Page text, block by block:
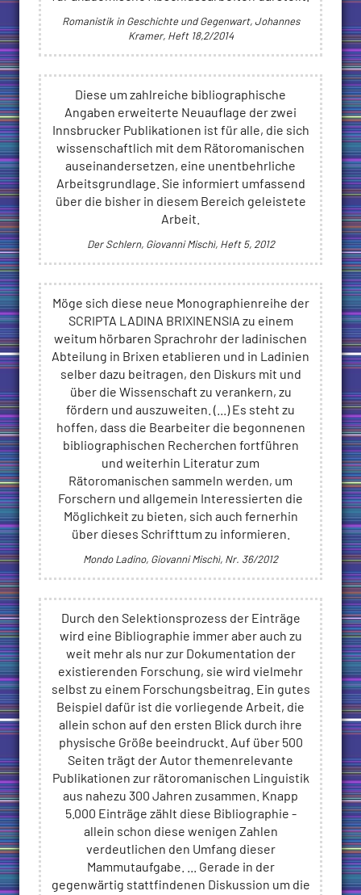
Romanistik in Geschichte und Gegenwart, Johannes
Kramer, Heft 18,2/2014
Diese um zahlreiche bibliographische
Angaben erweiterte Neuauflage der zwei
Innsbrucker Publikationen ist für alle, die sich
wissenschaftlich mit dem Rätoromanischen
auseinandersetzen, eine unentbehrliche
Arbeitsgrundlage. Sie informiert umfassend
über die bisher in diesem Bereich geleistete
Arbeit.
Der Schlern, Giovanni Mischì, Heft 5, 2012
Möge sich diese neue Monographienreihe der
SCRIPTA LADINA BRIXINENSIA zu einem
weitum hörbaren Sprachrohr der ladinischen
Abteilung in Brixen etablieren und in Ladinien
selber dazu beitragen, den Diskurs mit und
über die Wissenschaft zu verankern, zu
fördern und auszuweiten. (...) Es steht zu
hoffen, dass die Bearbeiter die begonnenen
bibliographischen Recherchen fortführen
und weiterhin Literatur zum
Rätoromanischen sammeln werden, um
Forschern und allgemein Interessierten die
Möglichkeit zu bieten, sich auch fernerhin
über dieses Schrifttum zu informieren.
Mondo Ladino, Giovanni Mischì, Nr. 36/2012
Durch den Selektionsprozess der Einträge
wird eine Bibliographie immer aber auch zu
weit mehr als nur zur Dokumentation der
existierenden Forschung, sie wird vielmehr
selbst zu einem Forschungsbeitrag. Ein gutes
Beispiel dafür ist die vorliegende Arbeit, die
allein schon auf den ersten Blick durch ihre
physische Größe beeindruckt. Auf über 500
Seiten trägt der Autor themenrelevante
Publikationen zur rätoromanischen Linguistik
aus nahezu 300 Jahren zusammen. Knapp
5.000 Einträge zählt diese Bibliographie -
allein schon diese wenigen Zahlen
verdeutlichen den Umfang dieser
Mammutaufgabe. ... Gerade in der
gegenwärtig stattfindenen Diskussion um die